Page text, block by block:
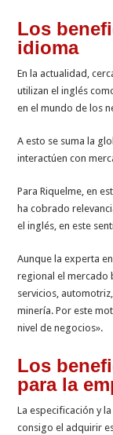
Los
idioma
En la actualidad,
utilizan el inglés
en el mundo de los
A esto se suma la
interactúen con
Para Riquelme, en
ha cobrado
el inglés, en este
Aunque la experta
regional el mercado
servicios,
minería. Por este
nivel de negocios».
Los
para la
La especificación y
consigo el adquirir